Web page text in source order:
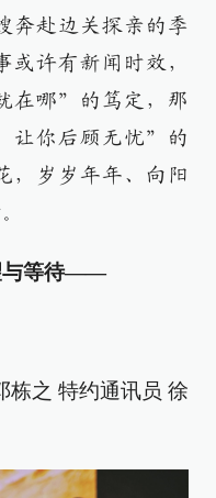
奔赴边关探亲的季
或许有新闻时效，
在哪”的笃定，那
让你后顾无忧”的
，岁岁年年、向阳
与等待——
栋之 特约通讯员 徐